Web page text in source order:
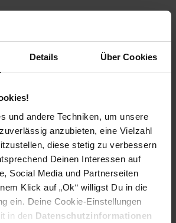
Details Über Cookies
und andere Techniken, um unsere
anzubieten, eine Vielzahl
diese stetig zu verbessern
Deinen Interessen auf
Social Media und Partnerseiten
Klick auf „Ok“ willigst Du in die
ein. Deine Cookie-Einstellungen
in den Datenschutzinformationen
Extra°Punkte:
0
RJHT-2015 Dampfstrahler
leistungsstarken
Sie auf eine zuverlässige und
Reinigungsaufgaben. Ob
oder im Gewerbe – der
überzeugt durch seine
Einsatzmöglichkeiten und
Reinigung